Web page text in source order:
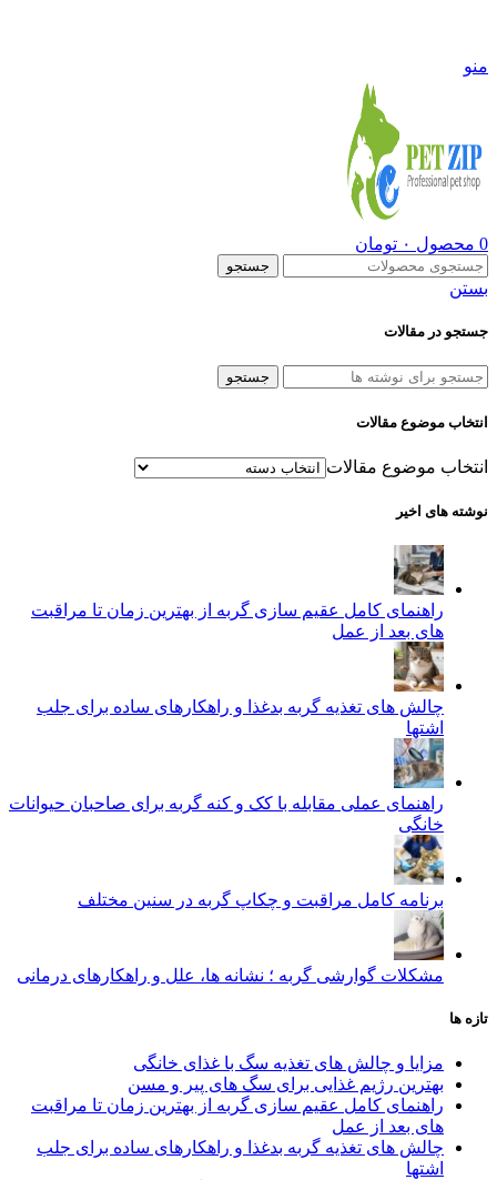
منو
0 محصول ۰ تومان
جستجو
بستن
جستجو در مقالات
جستجو
انتخاب موضوع مقالات
انتخاب موضوع مقالات
نوشته های اخیر
راهنمای کامل عقیم سازی گربه از بهترین زمان تا مراقبت‌
های بعد از عمل
چالش‌ های تغذیه گربه بدغذا و راهکارهای ساده برای جلب
اشتها
راهنمای عملی مقابله با کک و کنه گربه برای صاحبان حیوانات
خانگی
برنامه کامل مراقبت و چکاپ گربه در سنین مختلف
مشکلات گوارشی گربه ؛ نشانه‌ ها، علل و راهکارهای درمانی
تازه ها
مزایا و چالش‌ های تغذیه سگ با غذای خانگی
بهترین رژیم غذایی برای سگ‌ های پیر و مسن
راهنمای کامل عقیم سازی گربه از بهترین زمان تا مراقبت‌
های بعد از عمل
چالش‌ های تغذیه گربه بدغذا و راهکارهای ساده برای جلب
اشتها